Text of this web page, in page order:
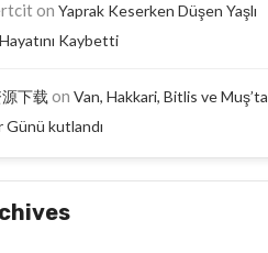
on Yaprak Keserken Düşen Yaşlı
Kaybetti
下载 on Van, Hakkari, Bitlis ve Muş’ta
Günü kutlandı